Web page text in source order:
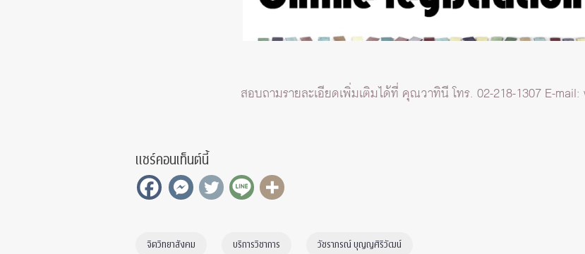
สอบถามรายละเอียดเพิ่มเติมได้ที่ คุณวาทินี โทร. 02-218-1307 E-mail:
แชร์คอนเท็นต์นี้
จิตวิทยาสังคม บริการวิชาการ วัชราภรณ์ บุญญศิริวัฒน์